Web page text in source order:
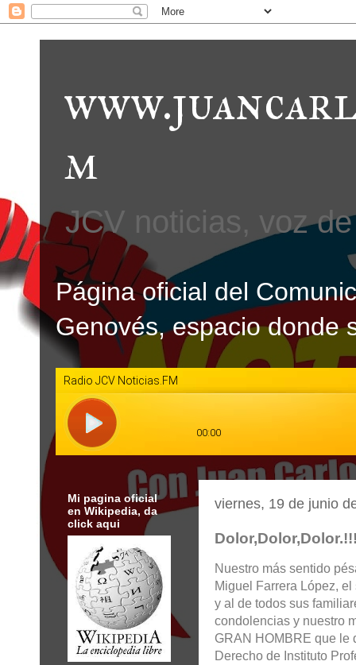
m
JCV noticias, voz
Página oficial del
Genovés, espacio donde
viernes, 19 de junio
Nuestro más sentido
Miguel Farrera López,
y al de todos sus
condolencias y nuestro
GRAN HOMBRE que le
Derecho de Instituto
Mi pagina oficial
en Wikipedia, da
click aqui